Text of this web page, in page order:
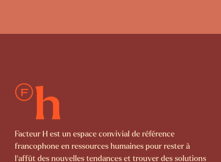
Facteur H est un espace convivial de référence
francophone en ressources humaines pour rester à
l’affût des nouvelles tendances et trouver des solutions